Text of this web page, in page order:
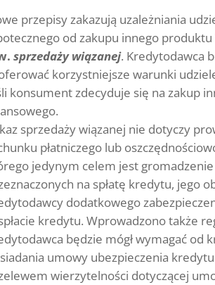
przepisy zakazują uzależniania
od zakupu innego
sprzedaży wiązanej. Kredytodawca
korzystniejsze warunki
konsument zdecyduje się na zakup
sprzedaży wiązanej nie dotyczy
płatniczego lub
jedynym celem jest
na spłatę kredytu, jego
dodatkowego
kredytu. Wprowadzono także
będzie mógł wymagać od
umowy ubezpieczenia
wierzytelności dotyczącej